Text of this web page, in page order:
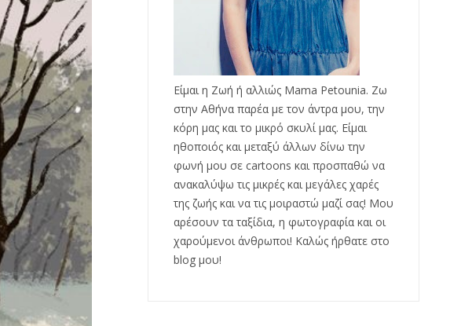
Είμαι η Ζωή ή αλλιώς Mama Petounia. Ζω
στην Αθήνα παρέα με τον άντρα μου, την
κόρη μας και το μικρό σκυλί μας. Είμαι
ηθοποιός και μεταξύ άλλων δίνω την
φωνή μου σε cartoons και προσπαθώ να
ανακαλύψω τις μικρές και μεγάλες χαρές
της ζωής και να τις μοιραστώ μαζί σας! Μου
αρέσουν τα ταξίδια, η φωτογραφία και οι
χαρούμενοι άνθρωποι! Καλώς ήρθατε στο
blog μου!